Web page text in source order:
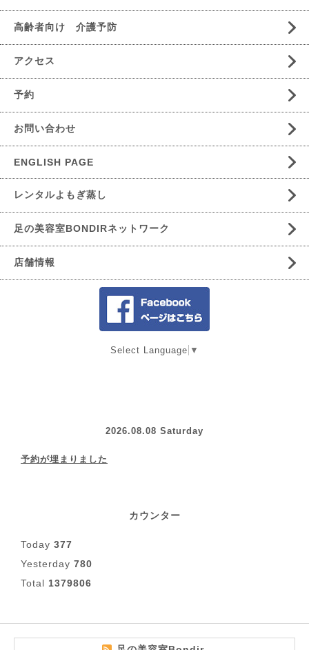
高齢者向け 介護予防
アクセス
予約
お問い合わせ
ENGLISH PAGE
レンタルよもぎ蒸し
足の美容室BONDIRネットワーク
店舗情報
Select Language ▼
2026.08.08 Saturday
予約が埋まりました
カウンター
Today 377
Yesterday 780
Total 1379806